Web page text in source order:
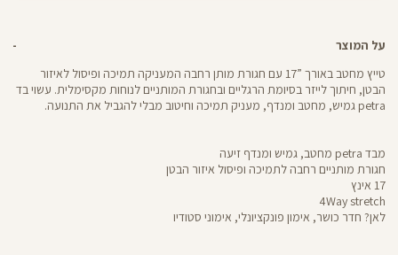
על המוצר
טייץ מחטב באורך ”17 עם חגורת מותן רחבה המעניקה תמיכה ופיסול לאיזור
הבטן, חיתוך לייזר בסיומת הרגליים ובחגורת המותניים לנוחות מקסימלית. עשוי בד
petra גמיש, מחטב ומנדף, מעניק תמיכה וחיטוב מבלי להגביל את התנועה.
מבד petra מחטב, גמיש ומנדף זיעה
חגורת מותניים רחבה לתמיכה ופיסול איזור הבטן
17 אינץ
4Way stretch
לאן? חדר כושר, אימון פונקציונלי, אימוני סטודיו